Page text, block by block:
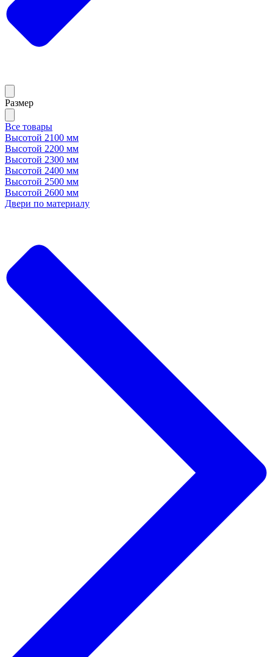
Размер
Все товары
Высотой 2100 мм
Высотой 2200 мм
Высотой 2300 мм
Высотой 2400 мм
Высотой 2500 мм
Высотой 2600 мм
Двери по материалу